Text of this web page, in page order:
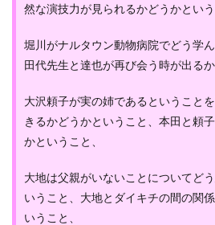
然な演技力が見られるかどうかという
堀川がナルタウン動物病院でどう学
田代先生と達也が再び会う時が出る
大沢頼子が実の姉であるということ
きるかどうかということ、本田と頼
かということ、
大地は父親がいないことについてど
いうこと、大地とダイキチの間の関
いうこと、